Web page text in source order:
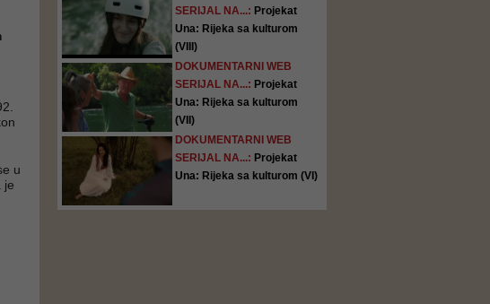
u
je
SERIJAL NA...: Projekat
Una: Rijeka sa kulturom
(VIII)
DOKUMENTARNI WEB
SERIJAL NA...: Projekat
Una: Rijeka sa kulturom
(VII)
DOKUMENTARNI WEB
SERIJAL NA...: Projekat
Una: Rijeka sa kulturom (VI)